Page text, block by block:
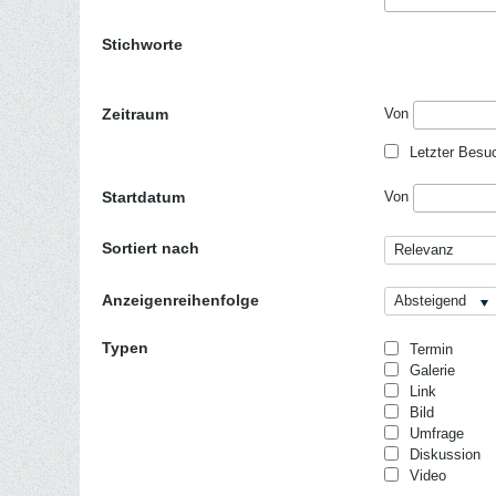
Stichworte
Zeitraum Von
Letzter
Startdatum Von
Sortiert nach Relevanz
Anzeigenreihenfolge Absteigend
Typen
Termin
Galerie
Link
Bild
Umfrage
Diskussion
Video